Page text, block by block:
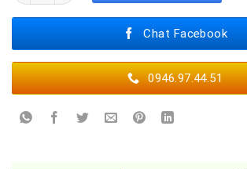
Chat Facebook
0946.97.44.51